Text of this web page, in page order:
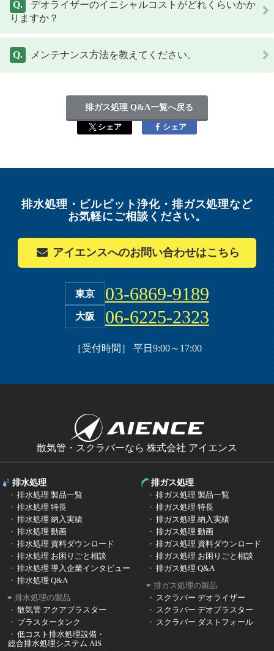
デオライザーのイニシャルコストがどれくらいかか
りますか？
メンテナンス方法を教えてください。
排ガス処理 Q&A一覧へ戻る
シェア シェア
排水処理・ビルピット浄化・排ガス処理など
お気軽にご相談ください。
アイエンスへのお問い合わせはこちら
東京 03-6869-9189
大阪 06-6225-2323
［受付時間］ 平日9:00～17:00
散気管・スクラバーなら 株式会社 アイエンス
排水処理
排水処理 製品一覧
排水処理 特長
排水処理 納入実績
排水処理 動画
排水処理 資料ダウンロード
排水処理 お困りごと相談
排水処理 導入企業インタビュー
排水処理 Q&A
排水処理の製品
散気管 アクアブラスター
ブラスタータンク
低コスト排水処理設備・
総合排水処理システム AIS
排ガス処理
排ガス処理 製品一覧
排ガス処理 特長
排ガス処理 納入実績
排ガス処理 動画
排ガス処理 資料ダウンロード
排ガス処理 お困りごと相談
排ガス処理 Q&A
排ガス処理の製品
スクラバー デオライザー
スクラバー デオブラスター
スクラバー ダストフォール